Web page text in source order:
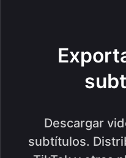
Descargar
subtítulos.